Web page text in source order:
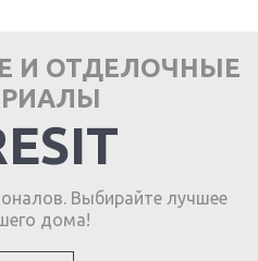
И ОТДЕЛОЧНЫЕ
Выбирайте лучшее
дома!